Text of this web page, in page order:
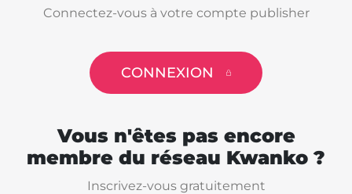
Connectez-vous à votre compte publisher
CONNEXION
Vous n'êtes pas encore
membre du réseau Kwanko ?
Inscrivez-vous gratuitement